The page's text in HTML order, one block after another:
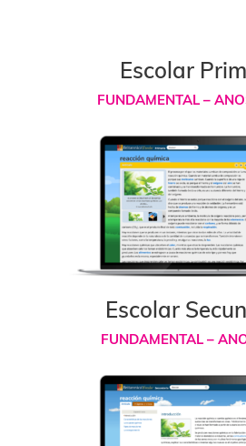
Escolar
FUNDAMENTAL –
Escolar
FUNDAMENTAL –